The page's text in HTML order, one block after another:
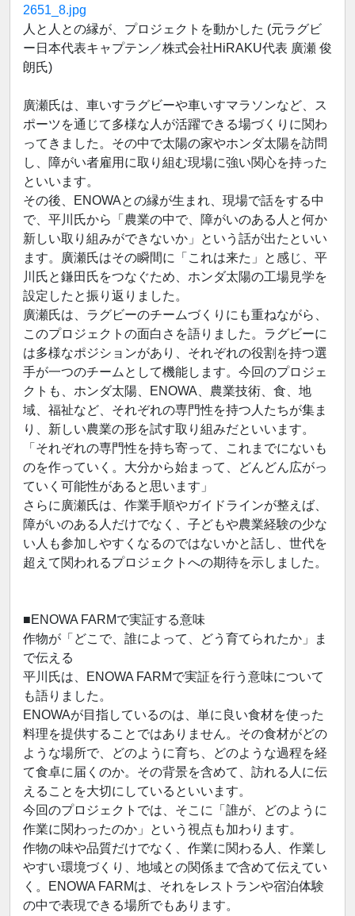
2651_8.jpg
人と人との縁が、プロジェクトを動かした (元ラグビ
ー日本代表キャプテン／株式会社HiRAKU代表 廣瀬 俊
朗氏)
廣瀬氏は、車いすラグビーや車いすマラソンなど、ス
ポーツを通じて多様な人が活躍できる場づくりに関わ
ってきました。その中で太陽の家やホンダ太陽を訪問
し、障がい者雇用に取り組む現場に強い関心を持った
といいます。
その後、ENOWAとの縁が生まれ、現場で話をする中
で、平川氏から「農業の中で、障がいのある人と何か
新しい取り組みができないか」という話が出たといい
ます。廣瀬氏はその瞬間に「これは来た」と感じ、平
川氏と鎌田氏をつなぐため、ホンダ太陽の工場見学を
設定したと振り返りました。
廣瀬氏は、ラグビーのチームづくりにも重ねながら、
このプロジェクトの面白さを語りました。ラグビーに
は多様なポジションがあり、それぞれの役割を持つ選
手が一つのチームとして機能します。今回のプロジェ
クトも、ホンダ太陽、ENOWA、農業技術、食、地
域、福祉など、それぞれの専門性を持つ人たちが集ま
り、新しい農業の形を試す取り組みだといいます。
「それぞれの専門性を持ち寄って、これまでにないも
のを作っていく。大分から始まって、どんどん広がっ
ていく可能性があると思います」
さらに廣瀬氏は、作業手順やガイドラインが整えば、
障がいのある人だけでなく、子どもや農業経験の少な
い人も参加しやすくなるのではないかと話し、世代を
超えて関われるプロジェクトへの期待を示しました。
■ENOWA FARMで実証する意味
作物が「どこで、誰によって、どう育てられたか」ま
で伝える
平川氏は、ENOWA FARMで実証を行う意味について
も語りました。
ENOWAが目指しているのは、単に良い食材を使った
料理を提供することではありません。その食材がどの
ような場所で、どのように育ち、どのような過程を経
て食卓に届くのか。その背景を含めて、訪れる人に伝
えることを大切にしているといいます。
今回のプロジェクトでは、そこに「誰が、どのように
作業に関わったのか」という視点も加わります。
作物の味や品質だけでなく、作業に関わる人、作業し
やすい環境づくり、地域との関係まで含めて伝えてい
く。ENOWA FARMは、それをレストランや宿泊体験
の中で表現できる場所でもあります。